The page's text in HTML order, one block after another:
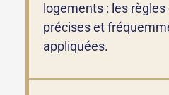
logements : les
précises et
appliquées.